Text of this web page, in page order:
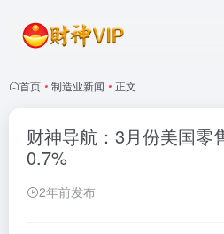
首页 • 制造业新闻 • 正文
财神导航：3月份美国零
0.7%
2年前发布